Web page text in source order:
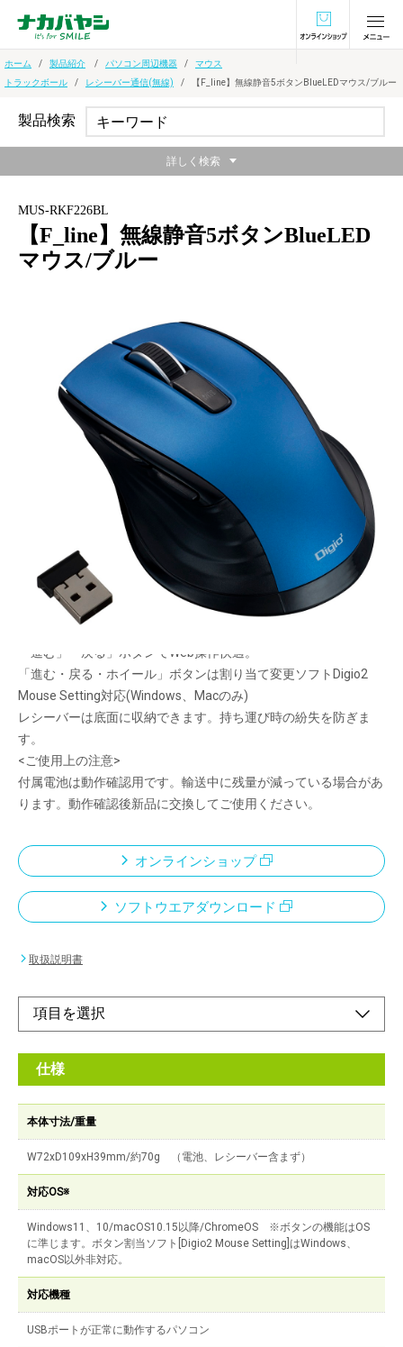
オンラインショ
ホーム 製品紹介 パソコン周辺機器
マウス
トラックボール
レシーバー通信(無線) 【F_line】無線静音5ボタンBlueLEDマウス/ブルー
MUS-RKF226BL
【F_line】無線静音5ボタンBlueLED
マウス/ブルー
使いやすさをフル装備
メーカー希望小売価格：
周囲を気にせず操作できるフル静音仕様。ホイールスクロールも
親指が自然にフィットする、握りやすい安定感のあるフォルム。
大画面の移動と細かい作業を両立させるおまかせ速度調整機能
(ASC)。
「進む」「戻る」ボタンでWeb操作快適。
「進む・戻る・ホイール」ボタンは割り当て変更ソフトDigio2
Mouse Setting対応(Windows、Macのみ)
レシーバーは底面に収納できます。持ち運び時の紛失を防ぎま
す。
<ご使用上の注意>
付属電池は動作確認用です。輸送中に残量が減っている場合があ
ります。動作確認後新品に交換してご使用ください。
オンラインショップ
ソフトウエアダウンロード
取扱説明書
仕様
本体寸法/重量
W72xD109xH39mm/約70g （電池、レシーバー含まず）
対応OS※
Windows11、10/macOS10.15以降/ChromeOS ※ボタンの機能はOS
に準じます。ボタン割当ソフト[Digio2 Mouse Setting]はWindows、
macOS以外非対応。
対応機種
USBポートが正常に動作するパソコン
製品検索
詳しく検索